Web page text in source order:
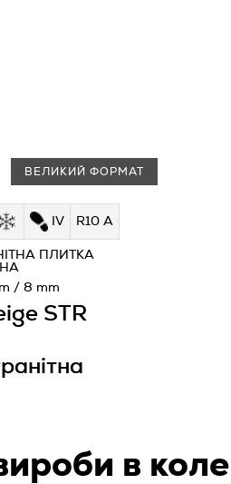
ВЕЛИКИЙ ФОРМАТ
IV R10 A
STR
ПЛИТКА
/ 8 mm
в